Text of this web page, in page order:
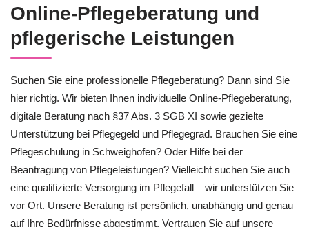
Online-Pflegeberatung und
pflegerische Leistungen
Suchen Sie eine professionelle Pflegeberatung? Dann sind Sie
hier richtig. Wir bieten Ihnen individuelle Online-Pflegeberatung,
digitale Beratung nach §37 Abs. 3 SGB XI sowie gezielte
Unterstützung bei Pflegegeld und Pflegegrad. Brauchen Sie eine
Pflegeschulung in Schweighofen? Oder Hilfe bei der
Beantragung von Pflegeleistungen? Vielleicht suchen Sie auch
eine qualifizierte Versorgung im Pflegefall – wir unterstützen Sie
vor Ort. Unsere Beratung ist persönlich, unabhängig und genau
auf Ihre Bedürfnisse abgestimmt. Vertrauen Sie auf unsere